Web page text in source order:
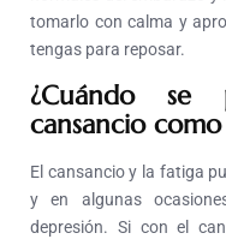
tomarlo con calma y
tengas para reposar.
¿Cuándo se
cansancio
El cansancio y la fatiga
y en algunas
depresión. Si con el